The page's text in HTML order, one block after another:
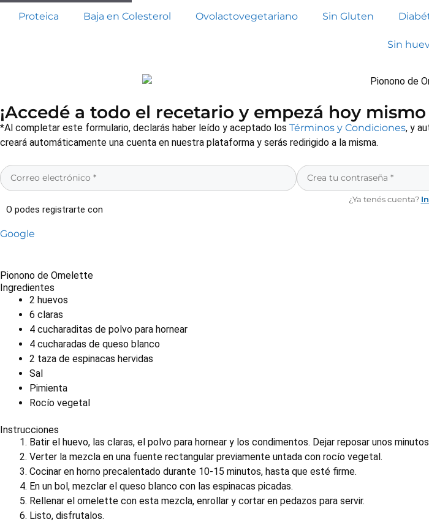
Proteica Baja en Colesterol Ovolactovegetariano Sin Gluten
Sin
¡Accedé a todo el recetario y empezá hoy
*Al completar este formulario, declarás haber leído y aceptado los Términos y Condiciones, y
creará automáticamente una cuenta en nuestra plataforma y serás redirigido a la misma.
¿Ya tenés cuenta?
O podes registrarte con
Google
Pionono de Omelette
Ingredientes
2 huevos
6 claras
4 cucharaditas de polvo para hornear
4 cucharadas de queso blanco
2 taza de espinacas hervidas
Sal
Pimienta
Rocío vegetal
Instrucciones
Batir el huevo, las claras, el polvo para hornear y los condimentos. Dejar reposar unos
Verter la mezcla en una fuente rectangular previamente untada con rocío vegetal.
Cocinar en horno precalentado durante 10-15 minutos, hasta que esté firme.
En un bol, mezclar el queso blanco con las espinacas picadas.
Rellenar el omelette con esta mezcla, enrollar y cortar en pedazos para servir.
Listo, disfrutalos.